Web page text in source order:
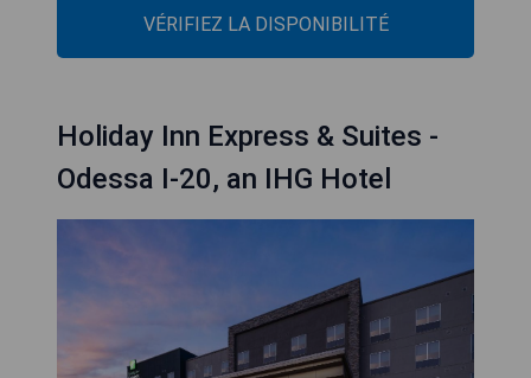
VÉRIFIEZ LA DISPONIBILITÉ
Holiday Inn Express & Suites -
Odessa I-20, an IHG Hotel